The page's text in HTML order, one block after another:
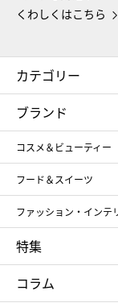
くわしくはこちら
カテゴリー
コスメ＆ビューティー
ギフト
メンズ
スポーツ・アウトドア
お中元
ブランド
コスメ＆ビューティー
SHISEIDO
ポール&ジョー ボーテ
NARS
RMK
クリニーク
フード＆スイーツ
アンリ・シャルパンテ
ゴディバ
たねや
ねんりん家
ファッション・インテ
ポロ ラルフ ローレン
タケオ キクチ
シュタイフ
特集
お中元
ひな人形
コラム